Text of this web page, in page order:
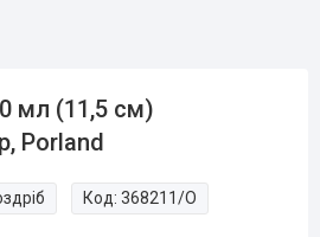
мл (11,5 см)
Porland
Код:368211/O